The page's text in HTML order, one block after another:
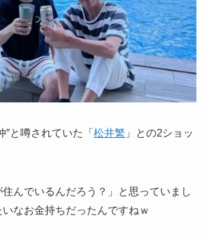
”と噂されていた「松井繁 」との2ショッ
住んでいるんだろう？」と思っていまし
なお金持ちだったんですねｗ